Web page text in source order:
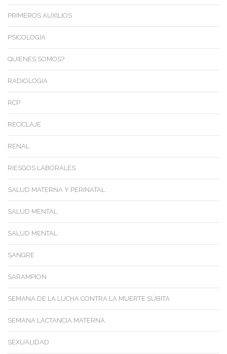
PRIMEROS AUXILIOS
PSICOLOGIA
QUIENES SOMOS?
RADIOLOGIA
RCP
RECICLAJE
RENAL
RIESGOS LABORALES
SALUD MATERNA Y PERINATAL
SALUD MENTAL
SALUD MENTAL
SANGRE
SARAMPION
SEMANA DE LA LUCHA CONTRA LA MUERTE SÚBITA
SEMANA LACTANCIA MATERNA
SEXUALIDAD